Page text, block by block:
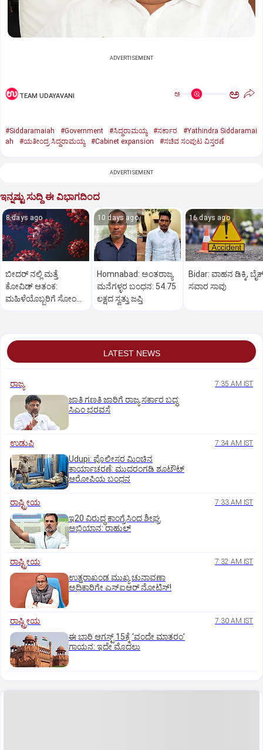
ADVERTISEMENT
TEAM UDAYAVANI ಅ ಅ
#Siddaramaiah #Government #ಸಿದ್ದರಾಮಯ್ಯ #ಸರ್ಕಾರ
#Yathindra Siddaramai
ah
#ಯತೀಂದ್ರ ಸಿದ್ದರಾಮಯ್ಯ #Cabinet expansion #ಸಚಿವ ಸಂಪುಟ ವಿಸ್ತರಣೆ
ADVERTISEMENT
ಇನ್ನಷ್ಟು ಸುದ್ದಿ ಈ ವಿಭಾಗದಿಂದ
8 days ago
ಬೀದರ್ ನಲ್ಲಿ ಮತ್ತೆ
ಕೋವಿಡ್‌ ಆತಂಕ:
ಮಹಿಳೆಯೊಬ್ಬರಿಗೆ ಸೋಂಕು
10 days ago
Homnabad: ಅಂತರಾಜ್ಯ
ಮನೆಗಳ್ಳರ ಬಂಧನ: 54.75
ಲಕ್ಷದ ಸ್ವತ್ತು ಜಪ್ತಿ
16 days ago
Bidar: ವಾಹನ ಡಿಕ್ಕಿ,
ಸವಾರ ಸಾವು
LATEST NEWS
ರಾಜ್ಯ 7:35 AM IST
ಜಾತಿ ಗಣತಿ ಜಾರಿಗೆ ರಾಜ್ಯ ಸರ್ಕಾರ ಬದ್ಧ:
ಸಿಎಂ ಭರವಸೆ
ಉಡುಪಿ 7:34 AM IST
Udupi: ಪೊಲೀಸರ ಮಿಂಚಿನ
ಕಾರ್ಯಾಚರಣೆ: ಮುದರಂಗಡಿ ಶೂಟೌಟ್‌
ಆರೋಪಿಯ ಬಂಧನ
ರಾಷ್ಟ್ರೀಯ 7:33 AM IST
ಇ20 ವಿರುದ್ಧ ಕಾಂಗ್ರೆಸಿಂದ ಶೀಘ್ರ
ಅಭಿಯಾನ: ರಾಹುಲ್‌
ರಾಷ್ಟ್ರೀಯ 7:32 AM IST
ಉತ್ತರಾಖಂಡ ಮುಖ್ಯ ಚುನಾವಣಾ
ಅಧಿಕಾರಿಗೇ ಎಸ್‌ಐಆರ್ ನೋಟಿಸ್!
ರಾಷ್ಟ್ರೀಯ 7:30 AM IST
ಈ ಬಾರಿ ಆಗಸ್ಟ್‌ 15ಕ್ಕೆ ‘ವಂದೇ ಮಾತರಂ’
ಗಾಯನ: ಇದೇ ಮೊದಲು